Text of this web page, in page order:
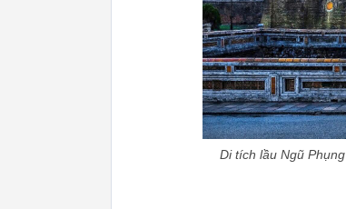
Di tích lầu Ngũ